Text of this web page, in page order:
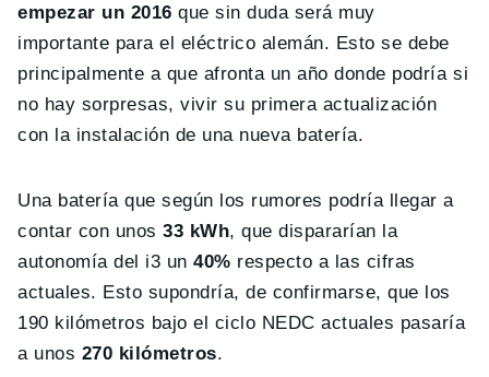
empezar un 2016 que sin duda será muy
importante para el eléctrico alemán. Esto se debe
principalmente a que afronta un año donde podría si
no hay sorpresas, vivir su primera actualización
con la instalación de una nueva batería.
Una batería que según los rumores podría llegar a
contar con unos33 kWh, que dispararían la
autonomía del i3 un40% respecto a las cifras
actuales. Esto supondría, de confirmarse, que los
190 kilómetros bajo el ciclo NEDC actuales pasaría
a unos 270 kilómetros.